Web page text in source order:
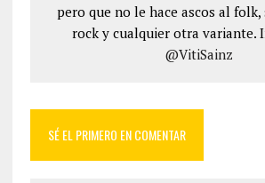
pero que no le hace ascos al
rock y cualquier otra variante.
@VitiSainz
SÉ EL PRIMERO EN COMENTAR